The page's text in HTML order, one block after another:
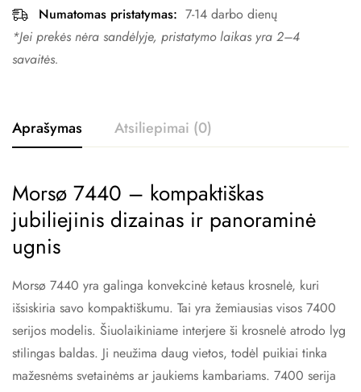
Numatomas pristatymas: 7-14 darbo dienų
*Jei prekės nėra sandėlyje, pristatymo laikas yra 2–4 ​​
savaitės.
Aprašymas Atsiliepimai (0)
Morsø 7440 – kompaktiškas
jubiliejinis dizainas ir panoraminė
ugnis
Morsø 7440 yra galinga konvekcinė ketaus krosnelė, kuri
išsiskiria savo kompaktiškumu. Tai yra žemiausias visos 7400
serijos modelis. Šiuolaikiniame interjere ši krosnelė atrodo lyg
stilingas baldas. Ji neužima daug vietos, todėl puikiai tinka
mažesnėms svetainėms ar jaukiems kambariams. 7400 serija